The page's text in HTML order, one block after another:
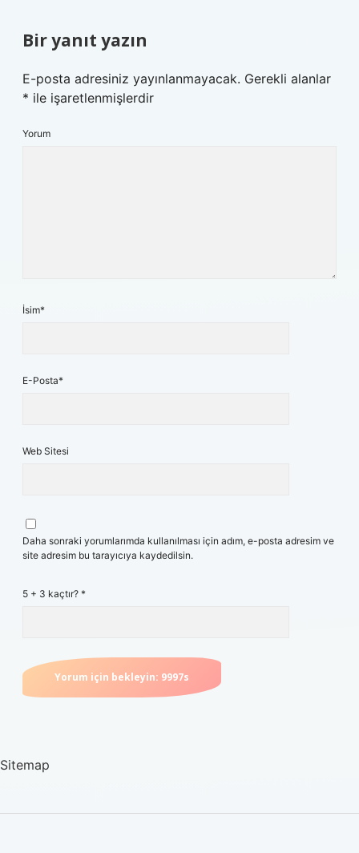
Bir yanıt yazın
E-posta adresiniz yayınlanmayacak. Gerekli alanlar
* ile işaretlenmişlerdir
Yorum
İsim*
E-Posta*
Web Sitesi
Daha sonraki yorumlarımda kullanılması için adım, e-posta adresim ve
site adresim bu tarayıcıya kaydedilsin.
5 + 3 kaçtır? *
Sitemap